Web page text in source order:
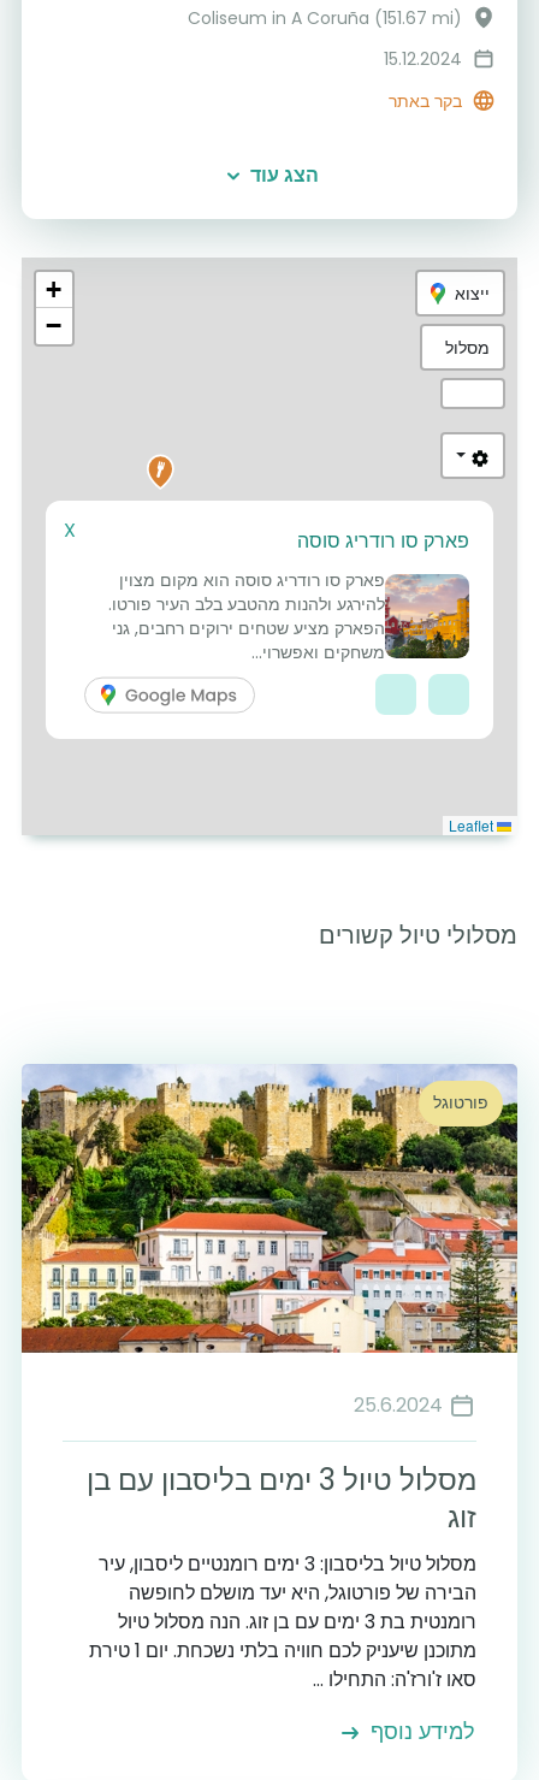
Coliseum in A Coruña (151.67 mi)
15.12.2024
בקר באתר
הצג עוד
+
−
Leaflet
ייצוא
מסלול
X פארק סו רודריג סוסה
פארק סו רודריג סוסה הוא מקום מצוין
להירגע ולהנות מהטבע בלב העיר פורטו.
הפארק מציע שטחים ירוקים רחבים, גני
משחקים ואפשרוי...
מסלולי טיול קשורים
פורטוגל
25.6.2024
מסלול טיול 3 ימים בליסבון עם בן
זוג
מסלול טיול בליסבון: 3 ימים רומנטיים ליסבון, עיר
הבירה של פורטוגל, היא יעד מושלם לחופשה
רומנטית בת 3 ימים עם בן זוג. הנה מסלול טיול
מתוכנן שיעניק לכם חוויה בלתי נשכחת. יום 1 טירת
סאו ז'ורז'ה: התחילו ...
למידע נוסף